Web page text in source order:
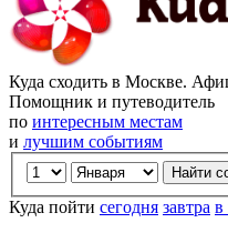
Куда сходить в Москве.
Помощник и путеводитель
по интересным местам
и лучшим событиям
Куда пойти сегодня завтра в